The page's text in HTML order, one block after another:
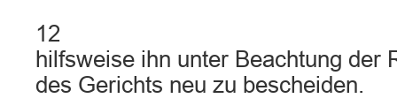
12
hilfsweise ihn unter Beachtung der
des Gerichts neu zu bescheiden.